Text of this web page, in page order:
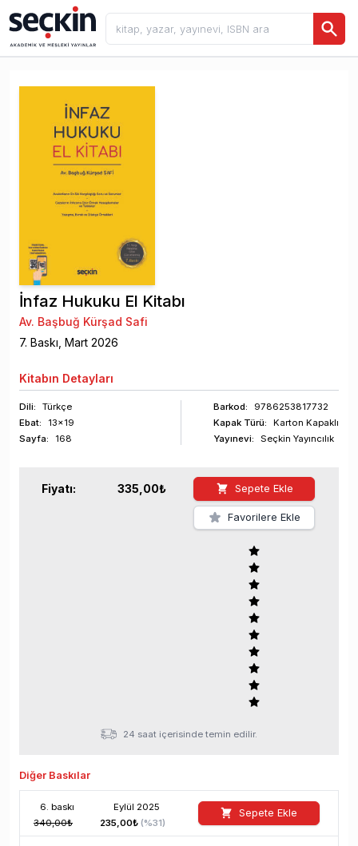
İnfaz Hukuku El Kitabı
Av. Başbuğ Kürşad Safi
7. Baskı, Mart 2026
Kitabın Detayları
Dili:
Türkçe
Ebat:
13x19
Sayfa: 168
Barkod:
9786253817732
Kapak Türü:
Karton Kapaklı
Yayınevi:
Seçkin Yayıncılık
Fiyatı: 335,00₺ Sepete Ekle
Favorilere Ekle
24 saat içerisinde temin edilir.
Diğer Baskılar
6. baskı Eylül 2025
340,00₺ 235,00₺ (%31)
Sepete Ekle